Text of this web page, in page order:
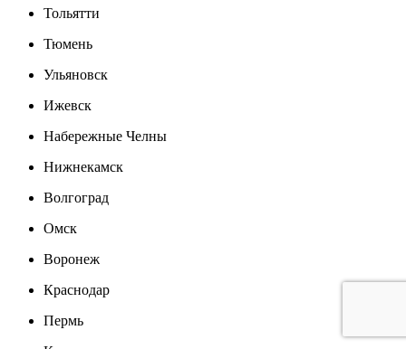
Тольятти
Тюмень
Ульяновск
Ижевск
Набережные Челны
Нижнекамск
Волгоград
Омск
Воронеж
Краснодар
Пермь